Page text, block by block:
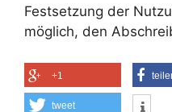
Festsetzung der
möglich, den
+1
tweet